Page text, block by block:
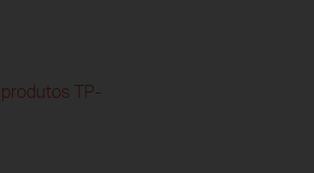
TP-